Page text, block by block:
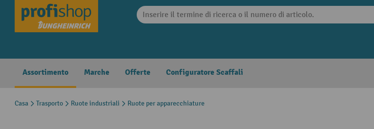
Skip to main navigation
Assortimento Marche Offerte Configuratore Scaffali
Casa Trasporto Ruote industriali Ruote per apparecchiature